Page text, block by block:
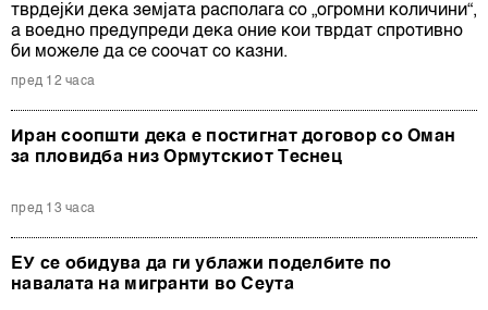
тврдејќи дека земјата располага со „огромни количини“,
а воедно предупреди дека оние кои тврдат спротивно
би можеле да се соочат со казни.
пред 12 часа
Иран соопшти дека е постигнат договор со Оман
за пловидба низ Ормутскиот Теснец
пред 13 часа
ЕУ се обидува да ги ублажи поделбите по
навалата на мигранти во Сеута